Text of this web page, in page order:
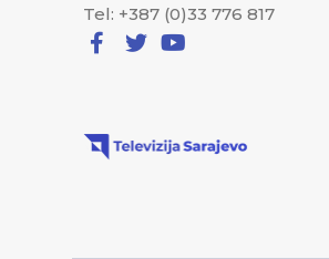
Tel: +387 (0)33 776 817